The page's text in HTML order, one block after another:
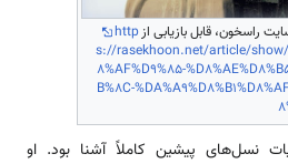
راسخون، قابل بازیابی ازhttp
s://rasekhoon.net/article/show/
8%AF%D9%85-
B%8C-
نسل‌­های پیشین کاملاً آشنا بود. او